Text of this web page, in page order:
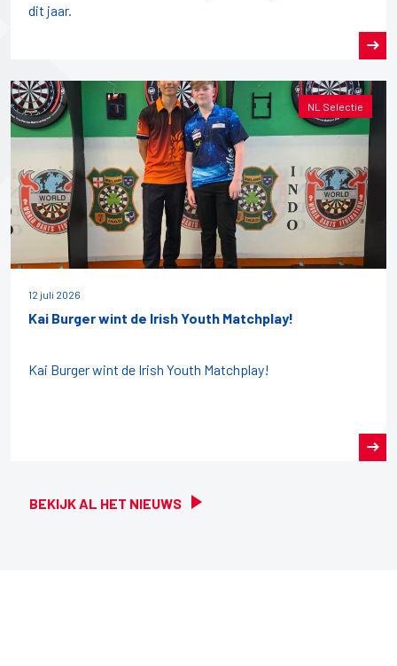
BEKIJK AL HET NIEUWS
dit jaar.
NL Selectie
12 juli 2026
Kai Burger wint de Irish Youth Matchplay!
Kai Burger wint de Irish Youth Matchplay!